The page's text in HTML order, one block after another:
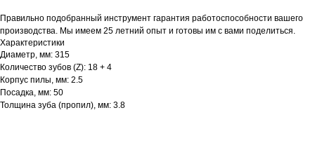
Правильно подобранный инструмент гарантия работоспособности вашего
производства. Мы имеем 25 летний опыт и готовы им с вами поделиться.
Характеристики
Диаметр, мм: 315
Количество зубов (Z): 18 + 4
Корпус пилы, мм: 2.5
Посадка, мм: 50
Толщина зуба (пропил), мм: 3.8